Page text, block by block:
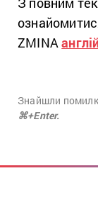
ZMINA
Знайшли
⌘+Enter.